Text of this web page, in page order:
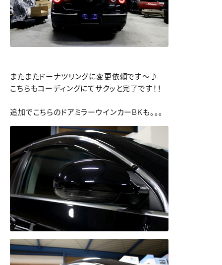
またまたドーナツリングに変更依頼です～♪
こちらもコーディングにてサクッと完了です！！
追加でこちらのドアミラーウインカーBKも。。。